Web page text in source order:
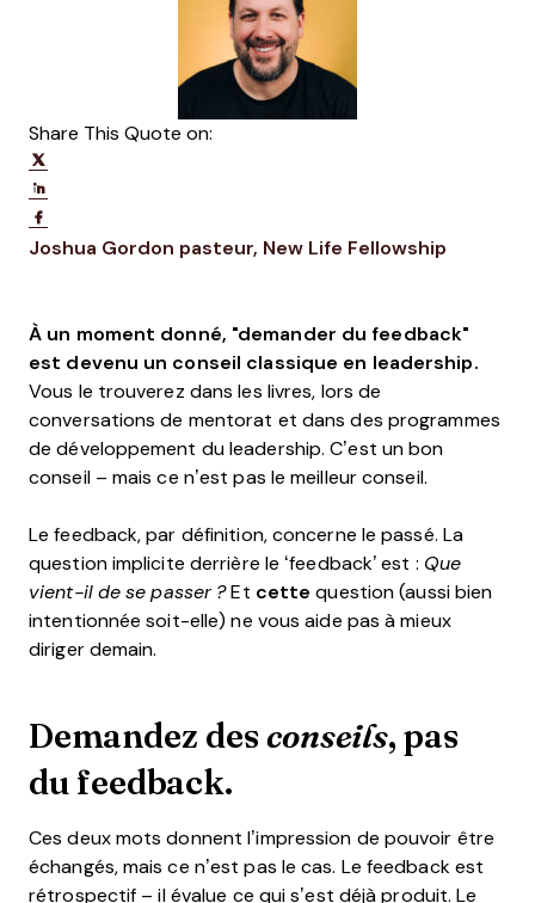
Share This Quote on:
Joshua Gordon Opens new window
pasteur, New Life Fellowship
À un moment donné, "demander du feedback"
est devenu un conseil classique en leadership.
Vous le trouverez dans les livres, lors de
conversations de mentorat et dans des programmes
de développement du leadership. C’est un bon
conseil – mais ce n’est pas le meilleur conseil.
Le feedback, par définition, concerne le passé. La
question implicite derrière le ‘feedback’ est : Que
vient-il de se passer ?Et cette question (aussi bien
intentionnée soit-elle) ne vous aide pas à mieux
diriger demain.
Demandez desconseils, pas
du feedback.
Ces deux mots donnent l’impression de pouvoir être
échangés, mais ce n’est pas le cas. Le feedback est
rétrospectif – il évalue ce qui s’est déjà produit. Le